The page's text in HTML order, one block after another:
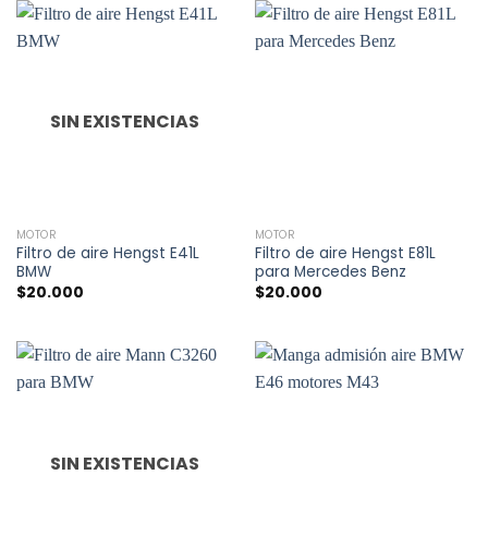
SIN EXISTENCIAS
MOTOR
Filtro de aire Hengst E41L
BMW
$20.000
MOTOR
Filtro de aire Hengst E81L
para Mercedes Benz
$20.000
SIN EXISTENCIAS